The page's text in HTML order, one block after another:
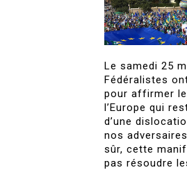
Le samedi 25
Fédéralistes
pour affirmer
l’Europe qui
d’une
nos
sûr, cette
pas résoudre